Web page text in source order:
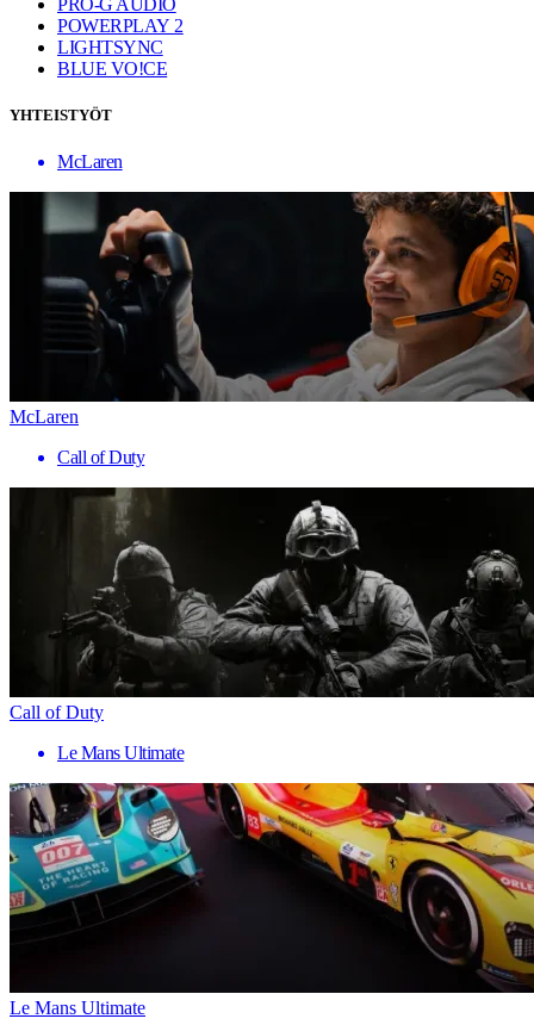
POWERPLAY 2
LIGHTSYNC
BLUE VO!CE
YHTEISTYÖT
McLaren
McLaren
Call of Duty
Call of Duty
Le Mans Ultimate
Le Mans Ultimate